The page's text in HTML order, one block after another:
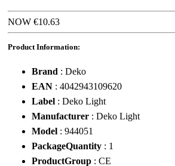
NOW €10.63
Product Information:
Brand : Deko
EAN : 4042943109620
Label : Deko Light
Manufacturer : Deko Light
Model : 944051
PackageQuantity : 1
ProductGroup : CE